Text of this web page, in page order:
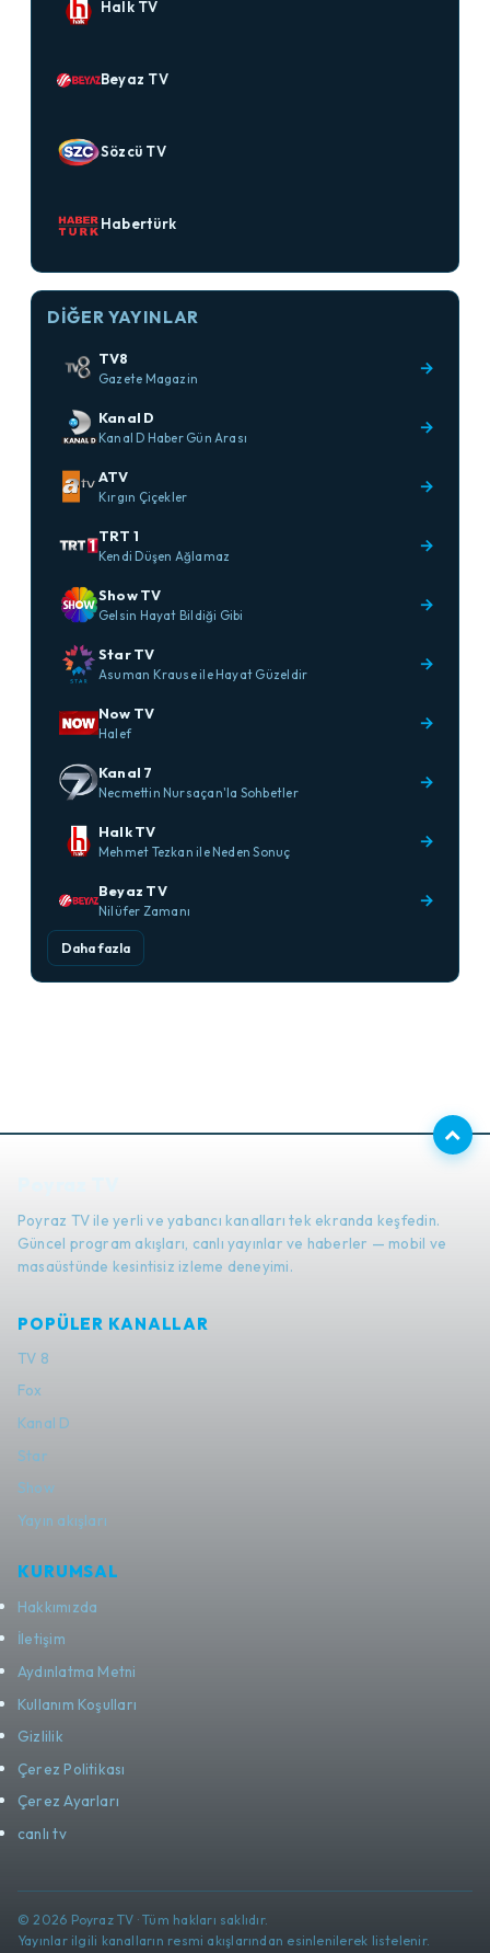
Halk TV
Beyaz TV
Sözcü TV
Habertürk
DIĞER YAYINLAR
TV8
Gazete Magazin
→
Kanal D
Kanal D Haber Gün Arası
→
ATV
Kırgın Çiçekler
→
TRT 1
Kendi Düşen Ağlamaz
→
Show TV
Gelsin Hayat Bildiği Gibi
→
Star TV
Asuman Krause ile Hayat Güzeldir
→
Now TV
Halef
→
Kanal 7
Necmettin Nursaçan'la Sohbetler
→
Halk TV
Mehmet Tezkan ile Neden Sonuç
→
Beyaz TV
Nilüfer Zamanı
→
Daha fazla
Poyraz TV ile yerli ve yabancı kanalları tek ekranda keşfedin.
Güncel program akışları, canlı yayınlar ve haberler — mobil ve
masaüstünde kesintisiz izleme deneyimi.
POPÜLER KANALLAR
TV 8
Fox
Kanal D
Star
Show
Yayın akışları
KURUMSAL
Hakkımızda
İletişim
Aydınlatma Metni
Kullanım Koşulları
Gizlilik
Çerez Politikası
Çerez Ayarları
canlı tv
© 2026 Poyraz TV · Tüm hakları saklıdır.
Yayınlar ilgili kanalların resmi akışlarından esinlenilerek listelenir.